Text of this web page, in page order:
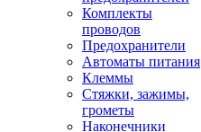
Комплекты
проводов
Предохранители
Автоматы питания
Клеммы
Стяжки, зажимы,
грометы
Наконечники